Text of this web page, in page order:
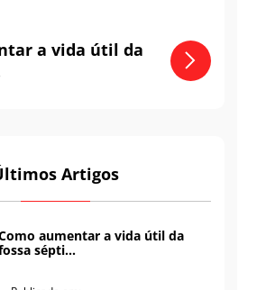
a vida útil da
Artigos
aumentar a vida útil da
sépti...